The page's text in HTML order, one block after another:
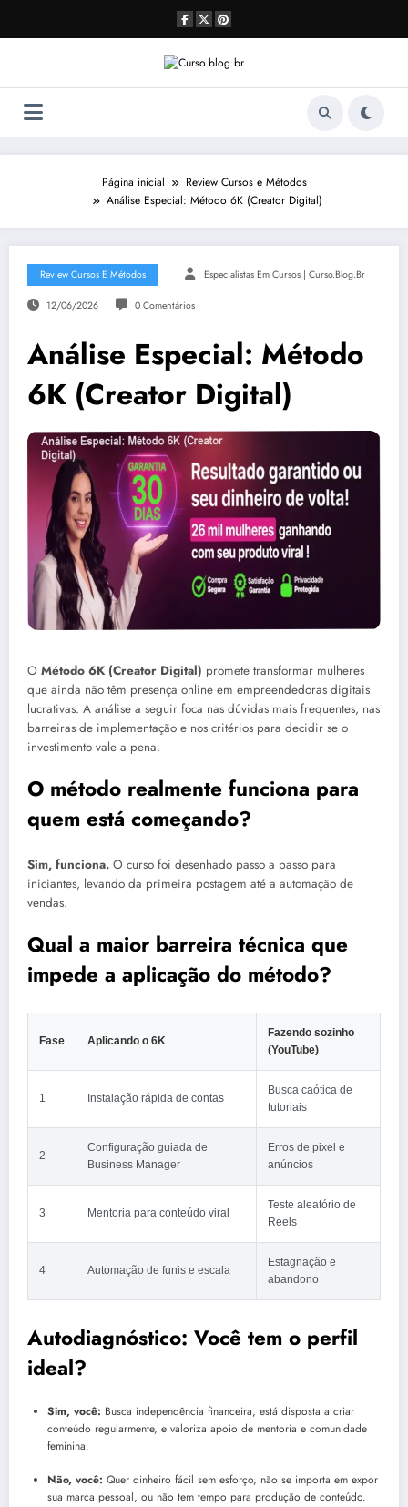
o
Página inicial
Review Cursos e Métodos
Análise Especial: Método 6K (Creator Digital)
Review Cursos E Métodos Especialistas Em Cursos | Curso.blog.br
12/06/2026 0 Comentários
Análise Especial: Método
6K (Creator Digital)
O Método 6K (Creator Digital) promete transformar mulheres
que ainda não têm presença online em empreendedoras digitais
lucrativas. A análise a seguir foca nas dúvidas mais frequentes, nas
barreiras de implementação e nos critérios para decidir se o
investimento vale a pena.
O método realmente funciona para
quem está começando?
Sim, funciona. O curso foi desenhado passo a passo para
iniciantes, levando da primeira postagem até a automação de
vendas.
Qual a maior barreira técnica que
impede a aplicação do método?
Fase Aplicando o 6K
Fazendo sozinho
(YouTube)
1 Instalação rápida de contas
Busca caótica de
tutoriais
2
Configuração guiada de
Business Manager
Erros de pixel e
anúncios
3 Mentoria para conteúdo viral
Teste aleatório de
Reels
4 Automação de funis e escala
Estagnação e
abandono
Autodiagnóstico: Você tem o perfil
ideal?
Sim, você: Busca independência financeira, está disposta a criar
conteúdo regularmente, e valoriza apoio de mentoria e comunidade
feminina.
Não, você: Quer dinheiro fácil sem esforço, não se importa em expor
sua marca pessoal, ou não tem tempo para produção de conteúdo.